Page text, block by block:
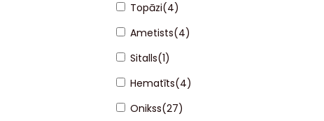
Topāzi(4)
Ametists(4)
Sitalls(1)
Hematīts(4)
Onikss(27)